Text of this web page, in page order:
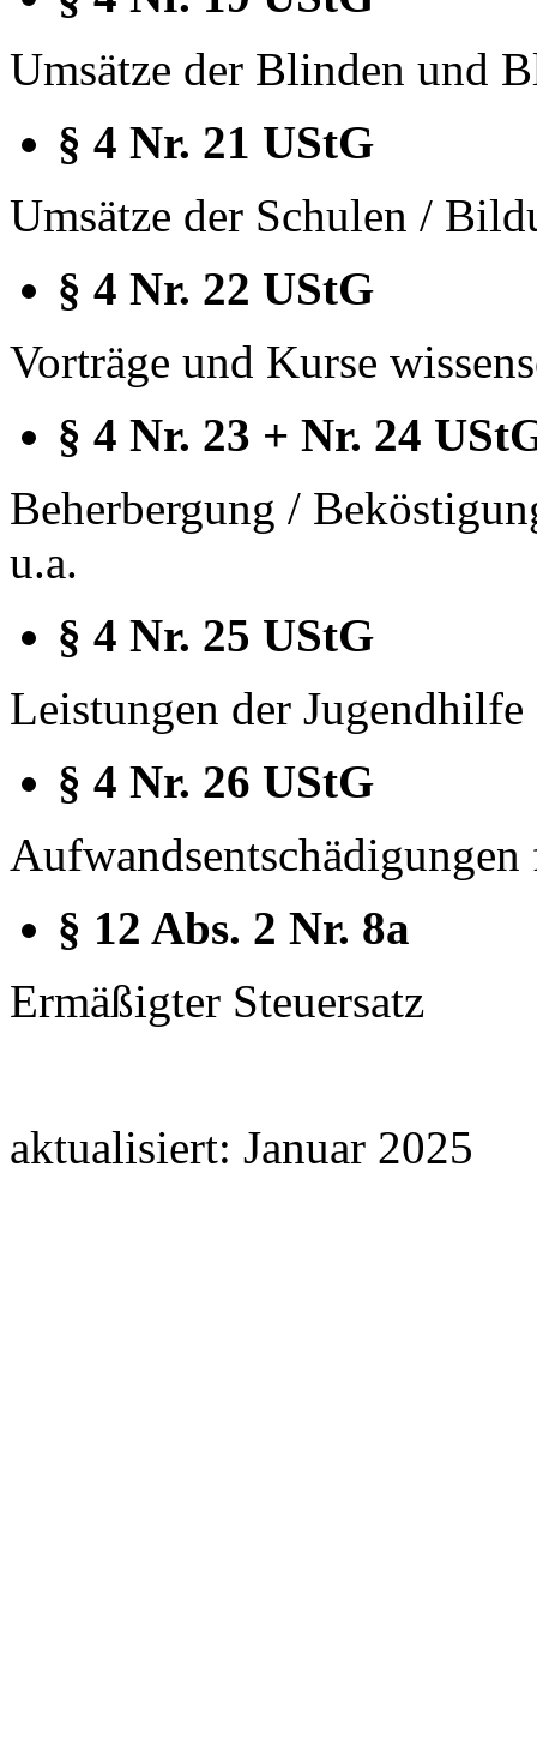
Umsätze der Blinden und
§ 4 Nr. 21 UStG
Umsätze der Schulen /
§ 4 Nr. 22 UStG
Vorträge und Kurse
§ 4 Nr. 23 + Nr. 24
Beherbergung /
u.a.
§ 4 Nr. 25 UStG
Leistungen der Jugendhilfe
§ 4 Nr. 26 UStG
§ 12 Abs. 2 Nr. 8a
Ermäßigter Steuersatz
aktualisiert: Januar 2025